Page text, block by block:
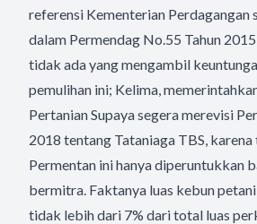
referensi Kementerian Perdagangan
dalam Permendag No.55 Tahun
tidak ada yang mengambil
pemulihan ini; Kelima,
Pertanian Supaya segera merevisi
2018 tentang Tataniaga TBS,
Permentan ini hanya diperuntukkan
bermitra. Faktanya luas kebun
tidak lebih dari 7% dari total luas